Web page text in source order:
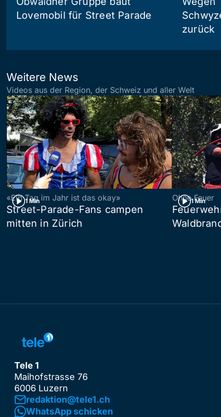
Lovemobil für Street Parade
zurück
Weitere News
Videos aus der Region, der Schweiz und aller Welt
1 Min
«Ein Tag im Jahr ist das okay»
Street-Parade-Fans campen
mitten in Zürich
1 Min
Ohne Feuer
Tele 1
Maihofstrasse 76
6006 Luzern
redaktion@tele1.ch
WhatsApp schicken